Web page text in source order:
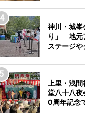
神川・城峯
り」 地元
ステージ
上里・浅
堂八十八
0周年記念